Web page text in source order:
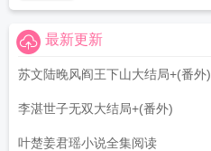
最新更新
苏文陆晚风阎王下山大结局+(番外)
李湛世子无双大结局+(番外)
叶楚姜君瑶小说全集阅读